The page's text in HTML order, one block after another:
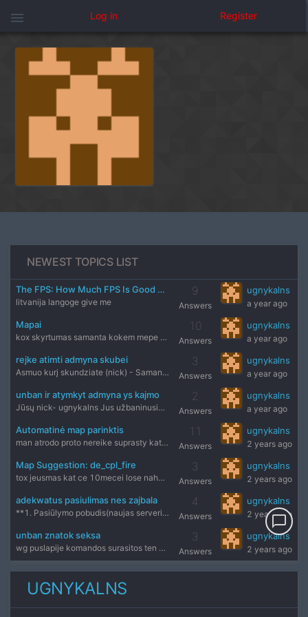
menu Log in Register
NEWEST TOPICS LIST
The FPS: How Much FPS Is Good FPS?
litvanija langoge give me
9
Answers
ugnykalns
a year ago
Mapai
kox skyrtumas samanta kokem mepe tau du miktukus spaudiniet?
10
Answers
ugnykalns
a year ago
rejke atimti admyna skubei
Asmuo kurį skundziate (nick) - Samanta Serveris- publik Pri
3
Answers
ugnykalns
a year ago
unban ir atymkyt admyna ys kajmo
Jūsų nick- ugnykalns Jus užbaninusio administratoriaus nick
2
Answers
ugnykalns
a year ago
Automatinė map parinktis
man atrodo proto nereike suprasty kat ne weltuj renka dust2
11
Answers
ugnykalns
2 years ago
Map Suggestion: de_cpl_fire
tox jeusmas kat ce 10mecei lose nahuje te mapaj atejny sulos
3
Answers
ugnykalns
2 years ago
adekwatus pasiulimas nes zajbala
**1. Pasiūlymo pobudis(naujas serveris/web)- PUBLIK 2. Jūsų
4
Answers
ugnykalns
2 years ago
unban znatok seksa
wg puslapije komandos surasitos ten y cmd susiwedi ir nebemi
3
Answers
ugnykalns
2 years ago
UGNYKALNS
chat_bubble_outline